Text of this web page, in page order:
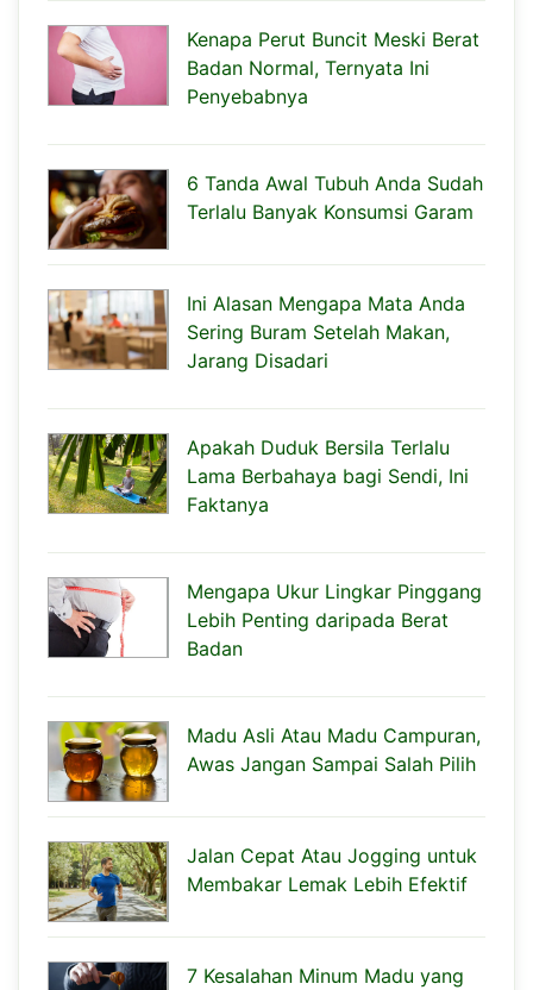
Kenapa Perut Buncit Meski Berat
Badan Normal, Ternyata Ini
Penyebabnya
6 Tanda Awal Tubuh Anda Sudah
Terlalu Banyak Konsumsi Garam
Ini Alasan Mengapa Mata Anda
Sering Buram Setelah Makan,
Jarang Disadari
Apakah Duduk Bersila Terlalu
Lama Berbahaya bagi Sendi, Ini
Faktanya
Mengapa Ukur Lingkar Pinggang
Lebih Penting daripada Berat
Badan
Madu Asli Atau Madu Campuran,
Awas Jangan Sampai Salah Pilih
Jalan Cepat Atau Jogging untuk
Membakar Lemak Lebih Efektif
7 Kesalahan Minum Madu yang